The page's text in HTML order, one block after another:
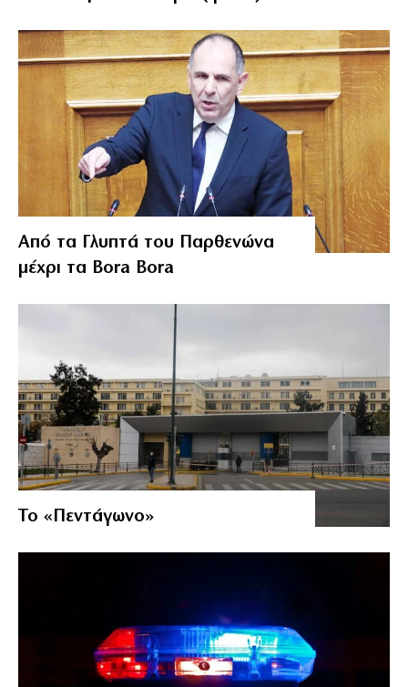
Από τα Γλυπτά του Παρθενώνα
μέχρι τα Bora Bora
Το «Πεντάγωνο»